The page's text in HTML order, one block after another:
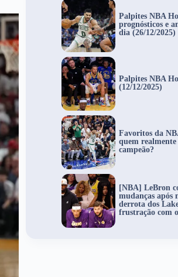
Palpites NBA
prognósticos e
dia (26/12/2025)
Palpites NBA
(12/12/2025)
Favoritos da
quem realmente
campeão?
[NBA] LeBron
mudanças após
derrota dos
frustração com